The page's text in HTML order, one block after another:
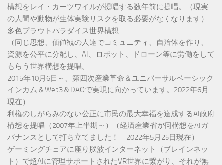
構想をレイ・カーツワイルが提唱する数年前に提唱。（現実
の人間や動物が生体実験リスクを取る必要がなくなります）
多色プラウトパラダイス世界構想
（同じ思想、価値観の人達でコミュニティ、自治体を作り、
資源を公平に分配し、AI、ロボット、ドローン等に労働をして
もらう世界構想を提唱。
2015年10月6日～、第四次産業革命＆ユニバーサルベーシック
インカム＆Web3＆DAOで実現に向かっています。2022年6月
現在）
利権のしがらみのない公正に市民の最大幸福を達成するAI政府
構想を提唱（2007年上半期～）（経済産業省が同構想をAIガ
バナンスとして打ち立てました！ 2022年5月25日現在）
ゲーミングチェアに座り脳波インターネット（ブレインネッ
ト）で超AIに管理サポートされたVR世界に繋がり、それが無